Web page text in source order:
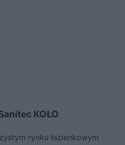
KOŁO
rynku łazienkowym